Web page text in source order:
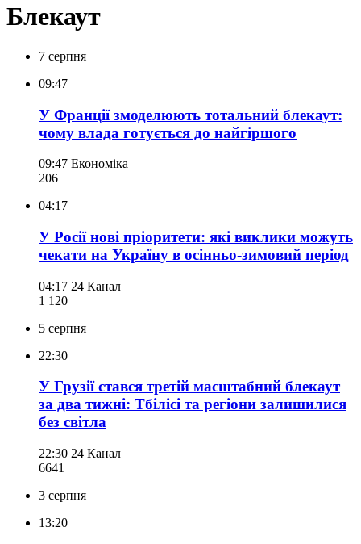
Блекаут
7 серпня
09:47
У Франції змоделюють тотальний блекаут:
чому влада готується до найгіршого
09:47 Економіка
206
04:17
У Росії нові пріоритети: які виклики можуть
чекати на Україну в осінньо-зимовий період
04:17 24 Канал
1 120
5 серпня
22:30
У Грузії стався третій масштабний блекаут
за два тижні: Тбілісі та регіони залишилися
без світла
22:30 24 Канал
6641
3 серпня
13:20